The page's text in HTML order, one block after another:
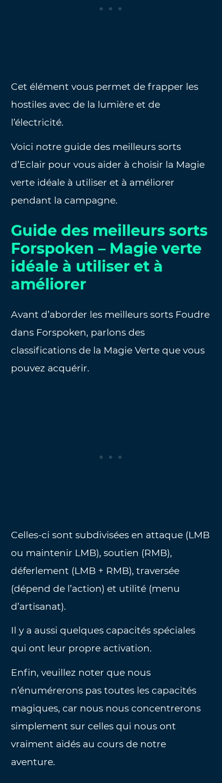
Cet élément vous permet de frapper les
hostiles avec de la lumière et de
l’électricité.
Voici notre guide des meilleurs sorts
d’Eclair pour vous aider à choisir la Magie
verte idéale à utiliser et à améliorer
pendant la campagne.
Guide des meilleurs sorts
Forspoken – Magie verte
idéale à utiliser et à
améliorer
Avant d’aborder les meilleurs sorts Foudre
dans Forspoken, parlons des
classifications de la Magie Verte que vous
pouvez acquérir.
Celles-ci sont subdivisées en attaque (LMB
ou maintenir LMB), soutien (RMB),
déferlement (LMB + RMB), traversée
(dépend de l’action) et utilité (menu
d’artisanat).
Il y a aussi quelques capacités spéciales
qui ont leur propre activation.
Enfin, veuillez noter que nous
n’énumérerons pas toutes les capacités
magiques, car nous nous concentrerons
simplement sur celles qui nous ont
vraiment aidés au cours de notre
aventure.